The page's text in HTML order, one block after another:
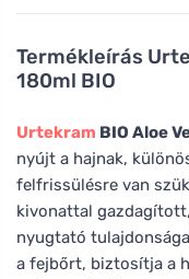
Termékleírás
180ml BIO
Urtekram BIO Aloe
nyújt a hajnak,
felfrissülésre van
kivonattal
nyugtató
a fejbőrt, biztosítja a